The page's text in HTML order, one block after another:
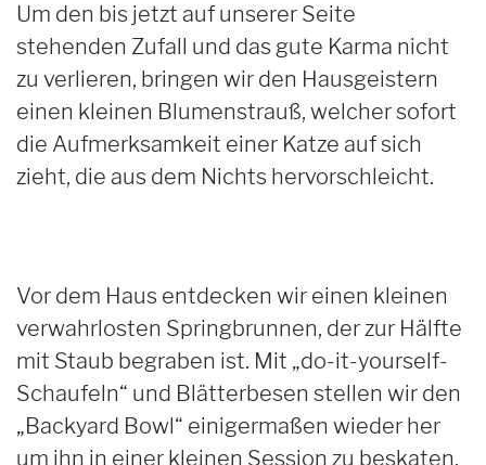
Um den bis jetzt auf unserer Seite
stehenden Zufall und das gute Karma nicht
zu verlieren, bringen wir den Hausgeistern
einen kleinen Blumenstrauß, welcher sofort
die Aufmerksamkeit einer Katze auf sich
zieht, die aus dem Nichts hervorschleicht.
Vor dem Haus entdecken wir einen kleinen
verwahrlosten Springbrunnen, der zur Hälfte
mit Staub begraben ist. Mit „do-it-yourself-
Schaufeln“ und Blätterbesen stellen wir den
„Backyard Bowl“ einigermaßen wieder her
um ihn in einer kleinen Session zu beskaten.